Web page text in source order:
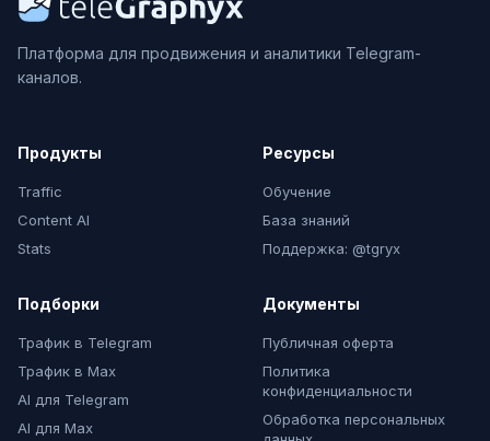
Платформа для продвижения и аналитики Telegram-
каналов.
Продукты
Traffic
Content AI
Stats
Ресурсы
Обучение
База знаний
Поддержка: @tgryx
Подборки
Трафик в Telegram
Трафик в Max
AI для Telegram
AI для Max
Документы
Публичная оферта
Политика
конфиденциальности
Обработка персональных